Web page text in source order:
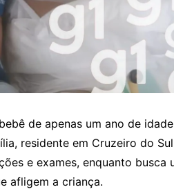
de apenas um ano de
residente em Cruzeiro do
e exames, enquanto busca
afligem a criança.